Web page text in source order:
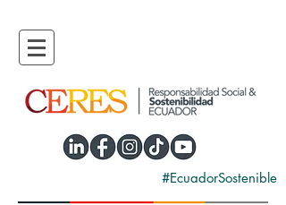
#EcuadorSostenible